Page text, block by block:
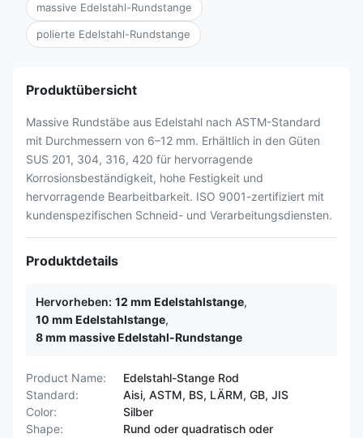
massive Edelstahl-Rundstange
polierte Edelstahl-Rundstange
Produktübersicht
Massive Rundstäbe aus Edelstahl nach ASTM-Standard
mit Durchmessern von 6–12 mm. Erhältlich in den Güten
SUS 201, 304, 316, 420 für hervorragende
Korrosionsbeständigkeit, hohe Festigkeit und
hervorragende Bearbeitbarkeit. ISO 9001-zertifiziert mit
kundenspezifischen Schneid- und Verarbeitungsdiensten.
Produktdetails
Hervorheben: 12 mm Edelstahlstange,
10 mm Edelstahlstange,
8 mm massive Edelstahl-Rundstange
Product Name:
Edelstahl-Stange Rod
Standard:
Aisi, ASTM, BS, LÄRM, GB, JIS
Color:
Silber
Shape:
Rund oder quadratisch oder